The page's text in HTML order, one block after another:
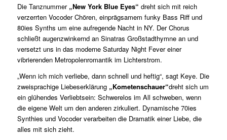
Die Tanznummer „New York Blue Eyes“ dreht sich mit reich
verzerrten Vocoder Chören, einprägsamem funky Bass Riff und
80ies Synths um eine aufregende Nacht in NY. Der Chorus
schließt augenzwinkernd an Sinatras Großstadthymne an und
versetzt uns in das moderne Saturday Night Fever einer
vibrierenden Metropolenromantik im Lichterstrom.
„Wenn ich mich verliebe, dann schnell und heftig“, sagt Keye. Die
zweisprachige Liebeserklärung „Kometenschauer“dreht sich um
ein glühendes Verliebtsein: Schwerelos im All schweben, wenn
die eigene Welt um den anderen zirkuliert. Dynamische 70ies
Synthies und Vocoder verarbeiten die Dramatik einer Liebe, die
alles mit sich zieht.